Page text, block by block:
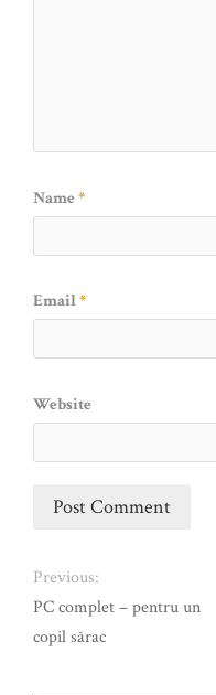
Name *
Email*
Website
Previous:
PC complet – pentru un
copil sărac